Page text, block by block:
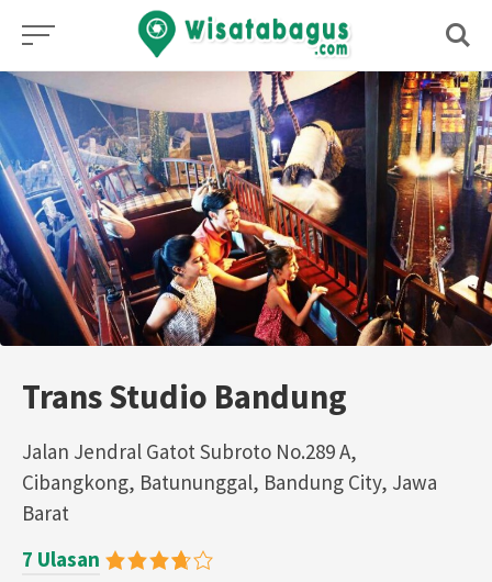
Skip
content
Trans Studio Bandung
Jalan Jendral Gatot Subroto No.289 A,
Cibangkong, Batununggal, Bandung City, Jawa
Barat
7 Ulasan